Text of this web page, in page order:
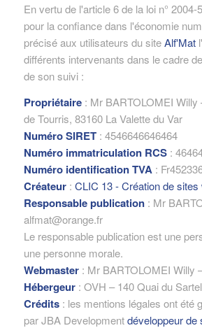
En vertu de l'article 6 de la loi n° 2004-
pour la confiance dans l'économie
précisé aux utilisateurs du siteAlf'Mat
différents intervenants dans le cadre
de son suivi :
Propriétaire: Mr BARTOLOMEI Willy
de Tourris, 83160 La Valette du Var
Numéro SIRET: 4546646646464
Numéro immatriculation RCS:
Numéro identification TVA :
Créateur: CLIC 13 - Création de sites
Responsable publication: Mr
alfmat@orange.fr
Le responsable publication est une
une personne morale.
Webmaster: Mr BARTOLOMEI Willy
Hébergeur: OVH – 140 Quai du
Crédits: les mentions légales ont été
par JBA Developmentdéveloppeur de